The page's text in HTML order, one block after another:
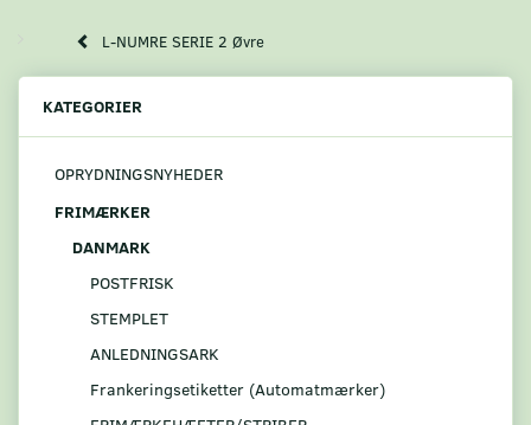
L-NUMRE SERIE 2 Øvre
KATEGORIER
OPRYDNINGSNYHEDER
FRIMÆRKER
DANMARK
POSTFRISK
STEMPLET
ANLEDNINGSARK
Frankeringsetiketter (Automatmærker)